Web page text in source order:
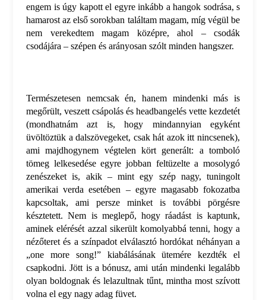
engem is úgy kapott el egyre inkább a hangok sodrása, s
hamarost az első sorokban találtam magam, míg végül be
nem verekedtem magam középre, ahol – csodák
csodájára – szépen és arányosan szólt minden hangszer.
Természetesen nemcsak én, hanem mindenki más is
megőrült, veszett csápolás és headbangelés vette kezdetét
(mondhatnám azt is, hogy mindannyian egyként
üvöltöztük a dalszövegeket, csak hát azok itt nincsenek),
ami majdhogynem végtelen kört generált: a tomboló
tömeg lelkesedése egyre jobban feltüzelte a mosolygó
zenészeket is, akik – mint egy szép nagy, tuningolt
amerikai verda esetében – egyre magasabb fokozatba
kapcsoltak, ami persze minket is további pörgésre
késztetett. Nem is meglepő, hogy ráadást is kaptunk,
aminek elérését azzal sikerült komolyabbá tenni, hogy a
nézőteret és a színpadot elválasztó hordókat néhányan a
„one more song!” kiabálásának ütemére kezdték el
csapkodni. Jött is a bónusz, ami után mindenki legalább
olyan boldognak és lelazultnak tűnt, mintha most szívott
volna el egy nagy adag füvet.